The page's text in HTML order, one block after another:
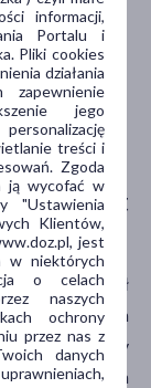
zł
Do
jest
artykuł nie był
jest złotym
oceny
leczenia
informacji,
Portalu i
Pliki cookies
działania
zapewnienie
jego
treści i
Zgoda
ją wycofać w
"Ustawienia
Klientów,
jest
w niektórych
o celach
naszych
ochrony
przez nas z
danych